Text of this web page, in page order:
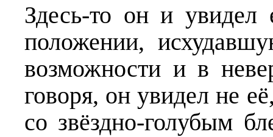
Здесь-то он и увидел
положении,
возможности и в
говоря, он увидел не
со звёздно-голубым